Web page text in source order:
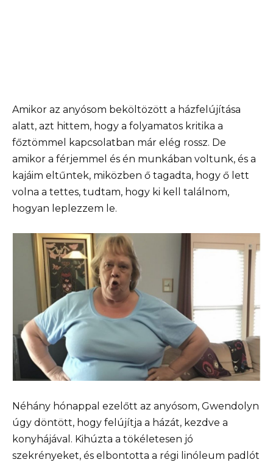
Amikor az anyósom beköltözött a házfelújítása
alatt, azt hittem, hogy a folyamatos kritika a
főztömmel kapcsolatban már elég rossz. De
amikor a férjemmel és én munkában voltunk, és a
kajáim eltűntek, miközben ő tagadta, hogy ő lett
volna a tettes, tudtam, hogy ki kell találnom,
hogyan leplezzem le.
Néhány hónappal ezelőtt az anyósom, Gwendolyn
úgy döntött, hogy felújítja a házát, kezdve a
konyhájával. Kihúzta a tökéletesen jó
szekrényeket, és elbontotta a régi linóleum padlót